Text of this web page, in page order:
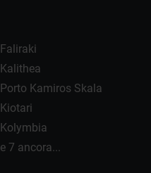
Faliraki
Kalithea
Porto Kamiros Skala
Kiotari
Kolymbia
e 7 ancora...